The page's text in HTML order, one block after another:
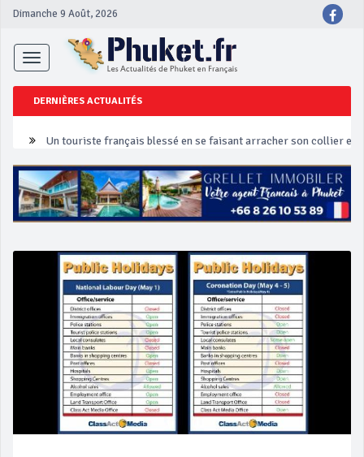
Dimanche 9 Août, 2026
Toggle
navigation
DERNIÈRES ACTUALITÉS
Phuket Peranakan Festival
‘Phuket Eye’ assurera la sécurité pendant Songkran
Campagne de sécurité routière ‘Seven Days of Danger’ de